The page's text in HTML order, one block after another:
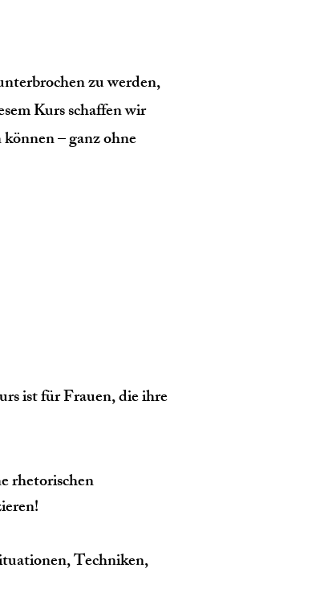
zu werden,
Kurs schaffen wir
– ganz ohne
ist für Frauen, die ihre
rhetorischen
Techniken,